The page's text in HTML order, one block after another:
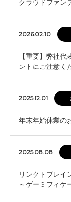
クラウドファン
2026.02.10
【重要】弊社
ントにご注意く
2025.12.01
年末年始休業の
2025.08.08
リンクトブレ
～ゲーミフィケ